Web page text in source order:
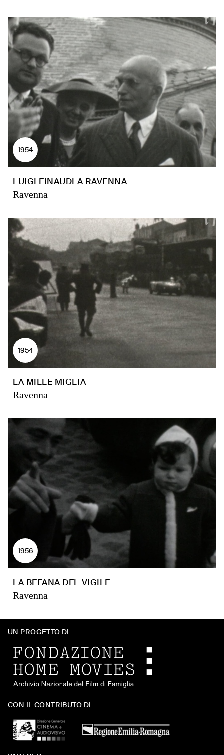
1954
LUIGI EINAUDI A RAVENNA
Ravenna
1954
LA MILLE MIGLIA
Ravenna
1956
LA BEFANA DEL VIGILE
Ravenna
UN PROGETTO DI
CON IL CONTRIBUTO DI